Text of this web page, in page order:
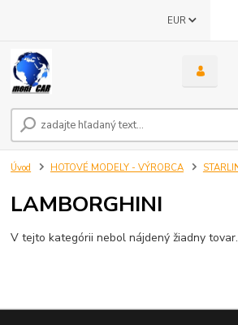
EUR
Úvod HOTOVÉ MODELY - VÝROBCA
LAMBORGHINI
V tejto kategórii nebol nájdený žiadny tovar.